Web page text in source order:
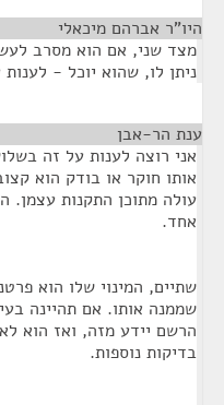
היו"ר אברהם מיכאלי
מצד שני, אם הוא מסרב
ניתן לו, שהוא יוכל -
ענת הר-אבן
אני רוצה לענות על זה
אותו חוקר או בודק הוא
עולה מתוכן התקנות עצמן.
אחד.
שתיים, המינוי שלו הוא
שממנה אותו. אם תהיינה
הרשם יידע מזה, ואז הוא
בדיקות נוספות.